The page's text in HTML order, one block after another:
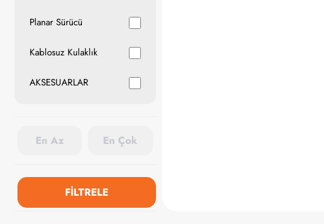
Planar Sürücü
Kablosuz Kulaklık
AKSESUARLAR
FİLTRELE